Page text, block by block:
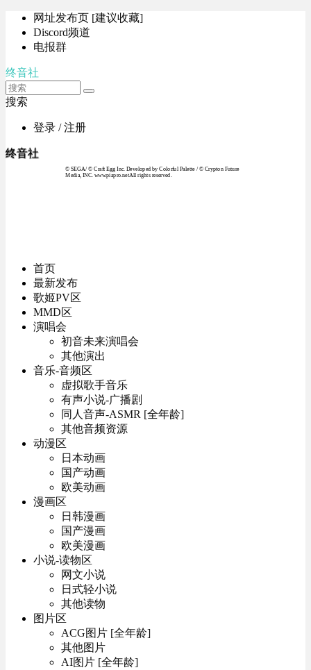
网址发布页 [建议收藏]
Discord频道
电报群
终音社
搜索
登录 / 注册
终音社
© SEGA / © Craft Egg Inc. Developed by Colorful Palette / © Crypton Future
Media, INC. www.piapro.netAll rights reserved.
首页
最新发布
歌姬PV区
MMD区
演唱会
初音未来演唱会
其他演出
音乐-音频区
虚拟歌手音乐
有声小说-广播剧
同人音声-ASMR [全年龄]
其他音频资源
动漫区
日本动画
国产动画
欧美动画
漫画区
日韩漫画
国产漫画
欧美漫画
小说-读物区
网文小说
日式轻小说
其他读物
图片区
ACG图片 [全年龄]
其他图片
AI图片 [全年龄]